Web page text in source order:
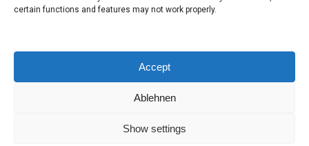
certain functions and features may not work properly.
Accept
Ablehnen
Show settings
Compliance
Sinkro d.o.o. - Cotta Group (Brand : Bedterbeds) © All rights reserved